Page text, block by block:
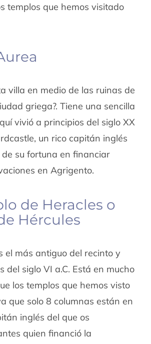
templos que hemos visitado
villa en medio de las ruinas de
griega?. Tiene una sencilla
vivió a principios del siglo XX
un rico capitán inglés
su fortuna en financiar
en Agrigento.
de Heracles o
Hércules
el más antiguo del recinto y
del siglo VI a.C. Está en mucho
los templos que hemos visto
que solo 8 columnas están en
inglés del que os
quien financió la